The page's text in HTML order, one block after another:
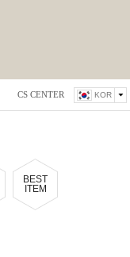
CS CENTER KOR
BEST
ITEM